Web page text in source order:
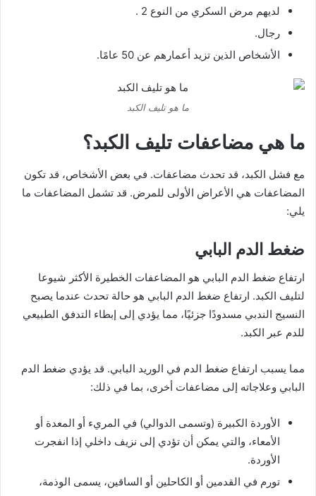
لديهم مرض السكري من النوع 2 .
رجال.
الأشخاص الذين تزيد أعمارهم عن 50 عامًا.
ما هو تليف الكبد
ما هي مضاعفات تليف الكبد؟
مع فشل الكبد، قد تحدث مضاعفات. في بعض الأشخاص، قد تكون
المضاعفات هي الأعراض الأولى للمرض. قد تشمل المضاعفات ما
يلي:
ضغط الدم البابي
ارتفاع ضغط الدم البابي هو المضاعفات الخطيرة الأكثر شيوعا
لتليف الكبد. ارتفاع ضغط الدم البابي هو حالة تحدث عندما يصبح
النسيج الندبي مسدودًا جزئيًا، مما يؤدي إلى إبطاء التدفق الطبيعي
للدم عبر الكبد.
مما يسبب ارتفاع ضغط الدم في الوريد البابي. قد يؤدي ضغط الدم
البابي وعلاجاته إلى مضاعفات أخرى، بما في ذلك:
الأوردة الكبيرة (وتسمى الدوالي) في المريء أو المعدة أو
الأمعاء، والتي يمكن أن تؤدي إلى نزيف داخلي إذا انفجرت
الأوردة.
تورم في القدمين أو الكاحلين أو الساقين، يسمى الوذمة،